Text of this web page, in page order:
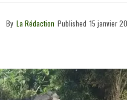
By La Rédaction Published 15 janvier